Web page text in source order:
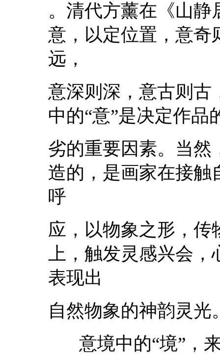
。清代方薰在《山静
意，以定位置，意奇
远，
意深则深，意古则古
中的“意”是决定作
劣的重要因素。当然
造的，是画家在接触
呼
应，以物象之形，传
上，触发灵感兴会
表现出
自然物象的神韵灵光
意境中的“境”，来